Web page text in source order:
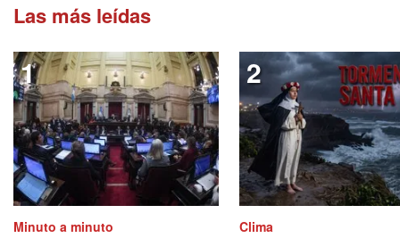
Las más leídas
Minuto a minuto Clima